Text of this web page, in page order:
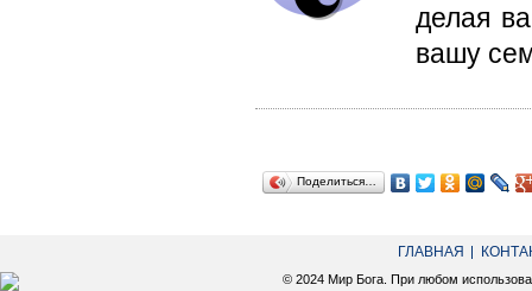
делая
вашу
Поделиться…
ГЛАВНАЯ
© 2024 Мир Бога. При любом